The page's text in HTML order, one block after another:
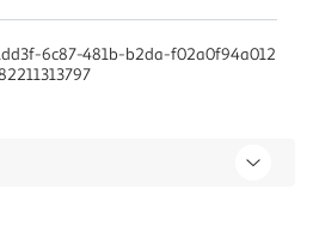
6c87-481b-b2da-f02a0f94a012